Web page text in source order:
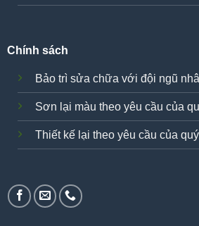
Chính sách
Bảo trì sửa chữa với đội ngũ
Sơn lại màu theo yêu cầu của
Thiết kế lại theo yêu cầu của